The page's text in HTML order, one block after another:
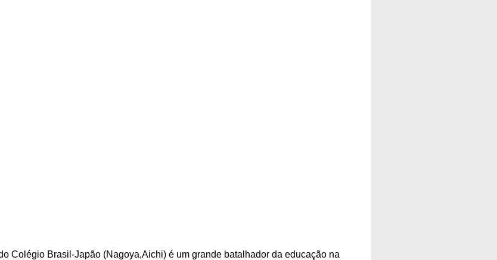
Colégio Brasil-Japão (Nagoya,Aichi) é um grande batalhador da educação na